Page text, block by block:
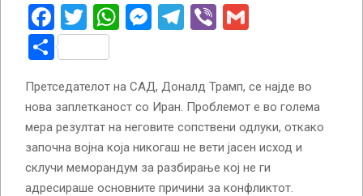
Facebook
Twitter
WhatsApp
Messenger
Telegram
Viber
Share
Претседателот на САД, Доналд Трамп, се најде во
нова заплетканост со Иран. Проблемот е во голема
мера резултат на неговите сопствени одлуки, откако
започна војна која никогаш не вети јасен исход и
склучи меморандум за разбирање кој не ги
адресираше основните причини за конфликтот.